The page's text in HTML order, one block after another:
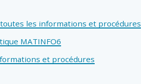
les informations et procédures
MATINFO6
et procédures